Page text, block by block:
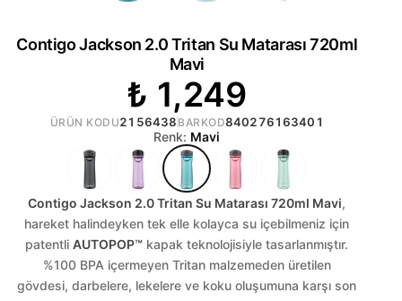
Contigo Jackson 2.0 Tritan Su Matarası 720ml
Mavi
₺ 1,249
ÜRÜN KODU2156438 BARKOD840276163401
Renk: Mavi
Contigo Jackson 2.0 Tritan Su Matarası 720ml Mavi,
hareket halindeyken tek elle kolayca su içebilmeniz için
patentliAUTOPOP™ kapak teknolojisiyle tasarlanmıştır.
%100 BPA içermeyen Tritan malzemeden üretilen
gövdesi, darbelere, lekelere ve koku oluşumuna karşı son